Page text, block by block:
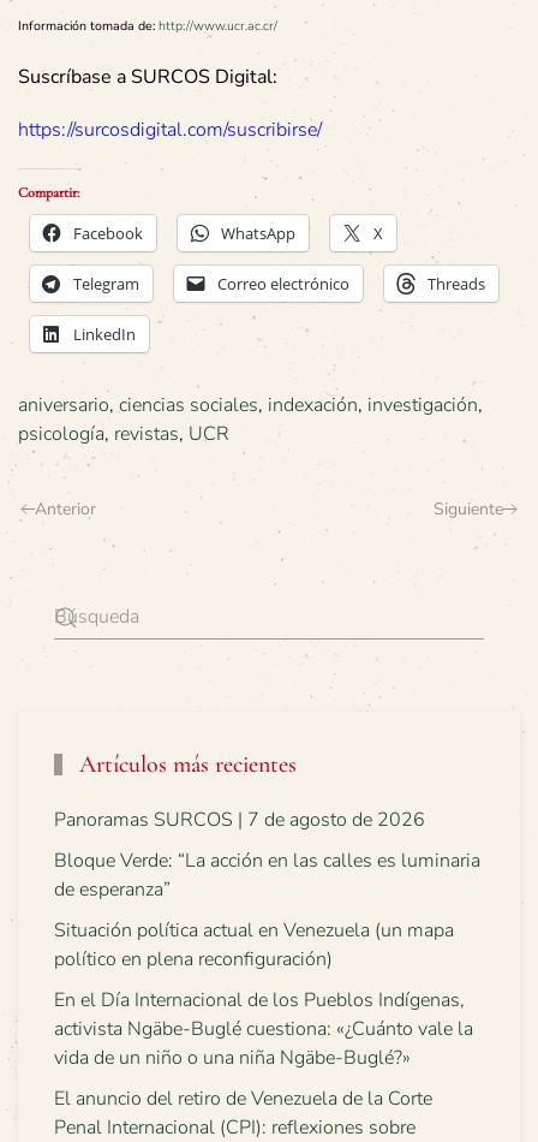
Información tomada de: http://www.ucr.ac.cr/
Suscríbase a SURCOS Digital:
https://surcosdigital.com/suscribirse/
Compartir:
Facebook WhatsApp X
Telegram Correo electrónico Threads
LinkedIn
aniversario, ciencias sociales, indexación, investigación,
psicología, revistas, UCR
Anterior Siguiente
Artículos más recientes
Panoramas SURCOS | 7 de agosto de 2026
Bloque Verde: “La acción en las calles es luminaria
de esperanza”
Situación política actual en Venezuela (un mapa
político en plena reconfiguración)
En el Día Internacional de los Pueblos Indígenas,
activista Ngäbe-Buglé cuestiona: «¿Cuánto vale la
vida de un niño o una niña Ngäbe-Buglé?»
El anuncio del retiro de Venezuela de la Corte
Penal Internacional (CPI): reflexiones sobre